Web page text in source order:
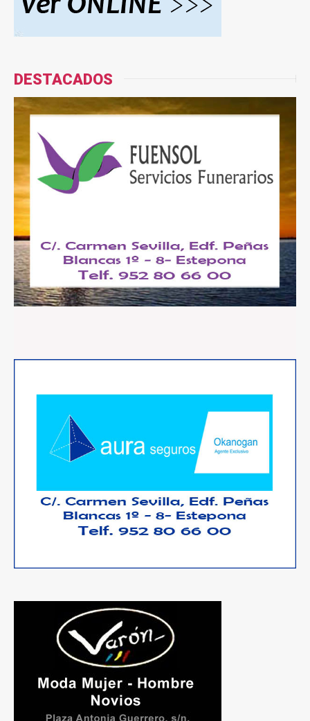
DESTACADOS